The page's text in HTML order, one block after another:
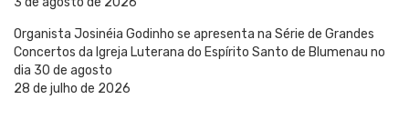
Organista Josinéia Godinho se apresenta na Série de Grandes
Concertos da Igreja Luterana do Espírito Santo de Blumenau no
dia 30 de agosto
28 de julho de 2026